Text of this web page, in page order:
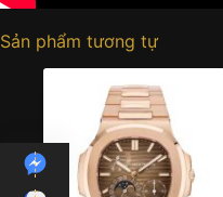
Sản phẩm tương tự